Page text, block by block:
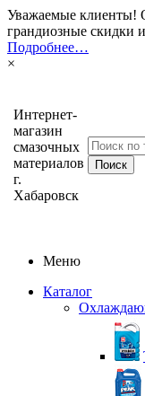
Уважаемые клиенты!
грандиозные скидки
Подробнее…
×
Интернет-
магазин
смазочных
материалов
г.
Хабаровск
Меню
Каталог